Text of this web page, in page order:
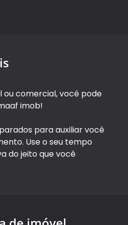
ou comercial, você pode
imob!
para auxiliar você
Use o seu tempo
do jeito que você